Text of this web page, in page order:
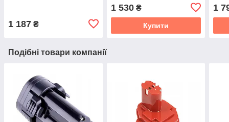
1 187 ₴
1 530₴
Купити
1
Подібні товари компанії